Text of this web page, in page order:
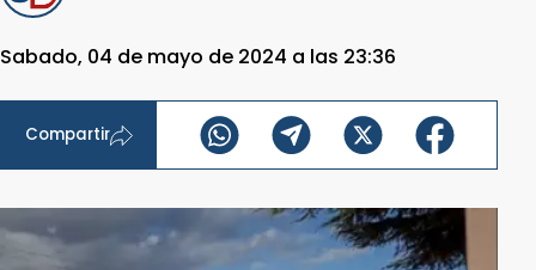
Sabado, 04 de mayo de 2024 a las 23:36
Compartir